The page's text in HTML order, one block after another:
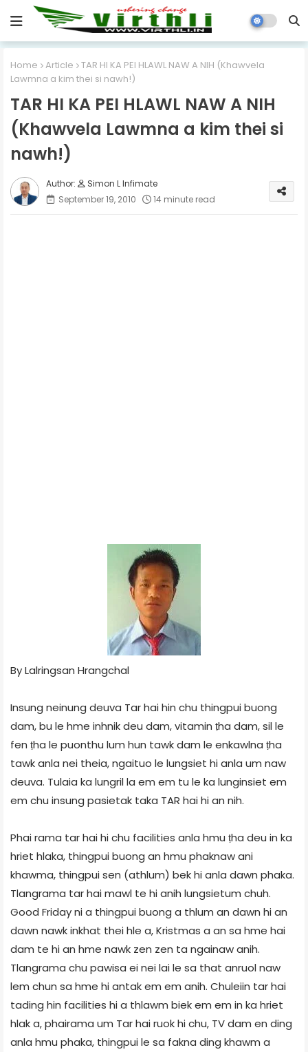
Home Article
TAR HI KA PEI HLAWL NAW A NIH (Khawvela
Lawmna a kim thei si nawh!)
TAR HI KA PEI HLAWL NAW A NIH
(Khawvela Lawmna a kim thei si
nawh!)
Simon L Infimate
September 19, 2010
14 minute read
By Lalringsan Hrangchal
Insung neinung deuva Tar hai hin chu thingpui buong
dam, bu le hme inhnik deu dam, vitamin ṭha dam, sil le
fen ṭha le puonthu lum hun tawk dam le enkawlna ṭha
tawk anla nei theia, ngaituo le lungsiet hi anla um naw
deuva. Tulaia ka lungril la em em tu le ka lunginsiet em
em chu insung pasietak taka TAR hai hi an nih.
Phai rama tar hai hi chu facilities anla hmu ṭha deu in ka
hriet hlaka, thingpui buong an hmu phaknaw ani
khawma, thingpui sen (athlum) bek hi anla dawn phaka.
Tlangrama tar hai mawl te hi anih lungsietum chuh.
Good Friday ni a thingpui buong a thlum an dawn hi an
dawn nawk inkhat thei hle a, Kristmas a an sa hme hai
dam te hi an hme nawk zen zen ta ngainaw anih.
Tlangrama chu pawisa ei nei lai le sa that anruol naw
lem chun sa hme hi antak em em anih. Chuleiin tar hai
tading hin facilities hi a thlawm biek em em in ka hriet
hlak a, phairama um Tar hai ruok hi chu, TV dam en ding
anla hmu phaka, thingpui le sa fakna ding khawm a